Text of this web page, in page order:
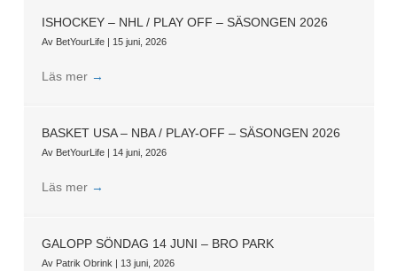
ISHOCKEY – NHL / PLAY OFF – SÄSONGEN 2026
Av BetYourLife | 15 juni, 2026
Läs mer →
BASKET USA – NBA / PLAY-OFF – SÄSONGEN 2026
Av BetYourLife | 14 juni, 2026
Läs mer →
GALOPP SÖNDAG 14 JUNI – BRO PARK
Av Patrik Obrink | 13 juni, 2026